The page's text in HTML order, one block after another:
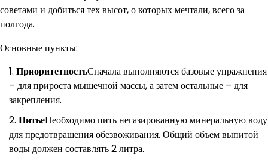
советами и добиться тех высот, о которых мечтали, всего за
полгода.
Основные пункты:
ПриоритетностьСначала выполняются базовые упражнения
– для прироста мышечной массы, а затем остальные – для
закрепления.
ПитьеНеобходимо пить негазированную минеральную воду
для предотвращения обезвоживания. Общий объем выпитой
воды должен составлять 2 литра.